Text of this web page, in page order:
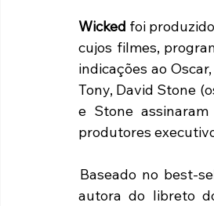
Wicked foi
cujos filmes,
indicações ao
Tony, David Stone
e Stone
produtores
Baseado no best-
autora do libreto